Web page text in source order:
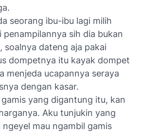
seorang ibu-ibu lagi milih
penampilannya sih dia bukan
soalnya dateng aja pakai
dompetnya itu kayak dompet
menjeda ucapannya seraya
dengan kasar.
yang digantung itu, kan
Aku tunjukin yang
mau ngambil gamis